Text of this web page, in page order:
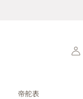
帝舵表